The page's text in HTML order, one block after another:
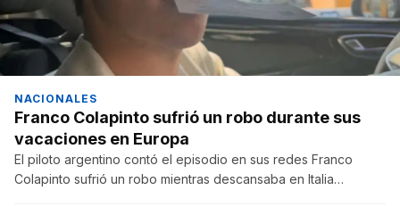
NACIONALES
Franco Colapinto sufrió un robo durante sus
vacaciones en Europa
El piloto argentino contó el episodio en sus redes Franco
Colapinto sufrió un robo mientras descansaba en Italia…